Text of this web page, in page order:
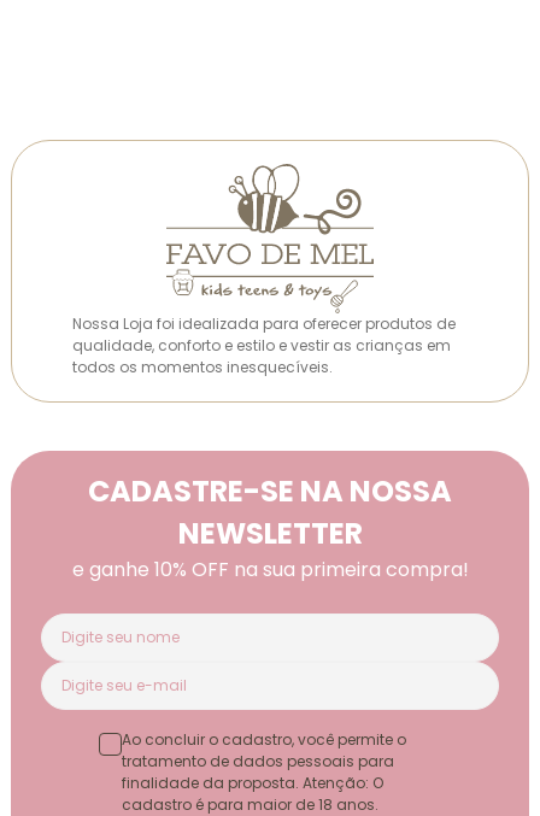
Nossa Loja foi idealizada para oferecer produtos de
qualidade, conforto e estilo e vestir as crianças em
todos os momentos inesquecíveis.
CADASTRE-SE NA NOSSA
NEWSLETTER
e ganhe 10% OFF na sua primeira compra!
Ao concluir o cadastro, você permite o
tratamento de dados pessoais para
finalidade da proposta. Atenção: O
cadastro é para maior de 18 anos.